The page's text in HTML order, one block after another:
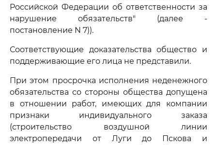
Российской Федерации об ответственности за
нарушение обязательств" (далее -
постановление N 7)).
Соответствующие доказательства общество и
поддерживающие его лица не представили.
При этом просрочка исполнения неденежного
обязательства со стороны общества допущена
в отношении работ, имеющих для компании
признаки индивидуального заказа
(строительство воздушной линии
электропередачи от Луги до Пскова и